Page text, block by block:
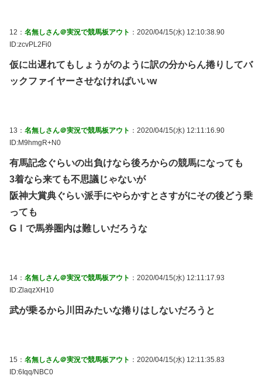
12： 名無しさん＠実況で競馬板アウト ：2020/04/15(水) 12:10:38.90
ID:zcvPL2Fi0
仮に出遅れてもしょうがのように訳の分からん捲りしてバ
ックファイヤーさせなければいいw
13： 名無しさん＠実況で競馬板アウト ：2020/04/15(水) 12:11:16.90
ID:M9hmgR+N0
有馬記念ぐらいの出負けなら後ろからの競馬になっても
3着なら来ても不思議じゃないが
阪神大賞典ぐらい派手にやらかすとさすがにその後どう乗
っても
GⅠで馬券圏内は難しいだろうな
14： 名無しさん＠実況で競馬板アウト ：2020/04/15(水) 12:11:17.93
ID:ZlaqzXH10
武が乗るから川田みたいな捲りはしないだろうと
15： 名無しさん＠実況で競馬板アウト ：2020/04/15(水) 12:11:35.83
ID:6Iqq/NBC0